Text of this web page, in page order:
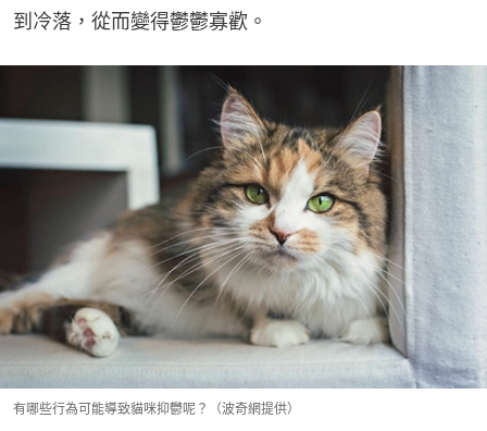
到冷落，從而變得鬱鬱寡歡。
有哪些行為可能導致貓咪抑鬱呢？（波奇網提供）